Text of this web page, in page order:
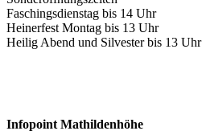
Faschingsdienstag bis 14 Uhr
Heinerfest Montag bis 13 Uhr
Heilig Abend und Silvester bis 13 Uhr
Infopoint Mathildenhöhe